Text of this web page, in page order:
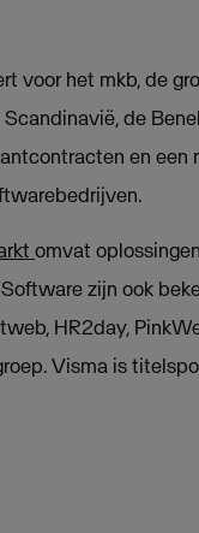
voor het mkb, de
de
en een
omvat
zijn ook
HR2day,
Visma is